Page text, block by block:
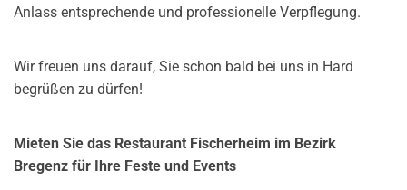
Anlass entsprechende und professionelle Verpflegung.
Wir freuen uns darauf, Sie schon bald bei uns in Hard
begrüßen zu dürfen!
Mieten Sie das Restaurant Fischerheim im Bezirk
Bregenz für Ihre Feste und Events